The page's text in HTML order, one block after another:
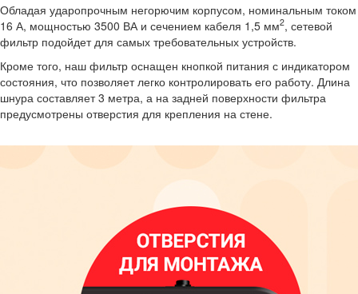
Обладая ударопрочным негорючим корпусом, номинальным током
16 А, мощностью 3500 ВА и сечением кабеля 1,5 мм2, сетевой
фильтр подойдет для самых требовательных устройств.
Кроме того, наш фильтр оснащен кнопкой питания с индикатором
состояния, что позволяет легко контролировать его работу. Длина
шнура составляет 3 метра, а на задней поверхности фильтра
предусмотрены отверстия для крепления на стене.